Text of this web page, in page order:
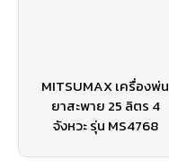
MITSUMAX เครื่องพ่น
ยาสะพาย 25 ลิตร 4
จังหวะ รุ่น MS4768